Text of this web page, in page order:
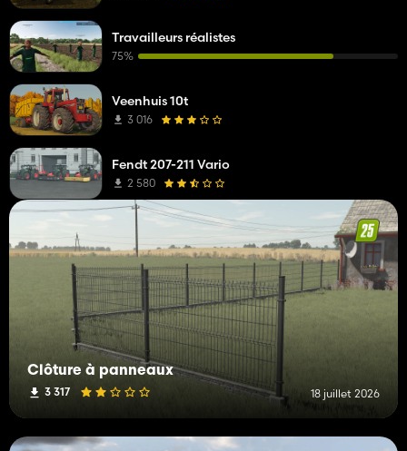
Clôture à panneaux
3 317 18 juillet 2026
Travailleurs réalistes
75%
Veenhuis 10t
3 016
Fendt 207-211 Vario
2 580